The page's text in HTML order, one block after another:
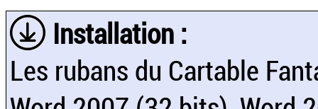
Installation :
Les rubans du Cartable